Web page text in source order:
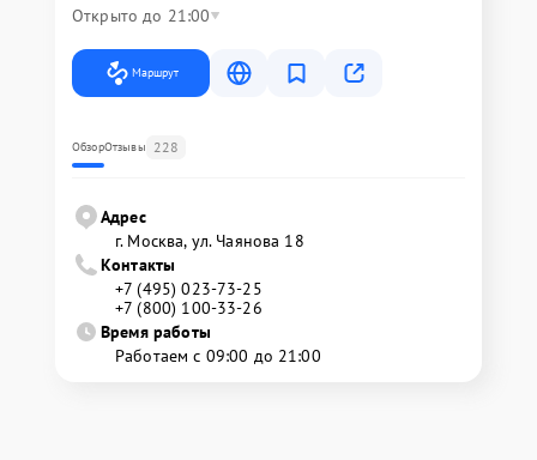
Открыто до 21:00
Маршрут
ОбзорОтзывы 228
Адрес
г. Москва, ул. Чаянова 18
Контакты
+7 (495) 023-73-25
+7 (800) 100-33-26
Время работы
Работаем с 09:00 до 21:00